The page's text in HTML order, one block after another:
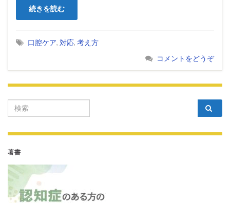
続きを読む
口腔ケア, 対応, 考え方
コメントをどうぞ
Search for:
著書